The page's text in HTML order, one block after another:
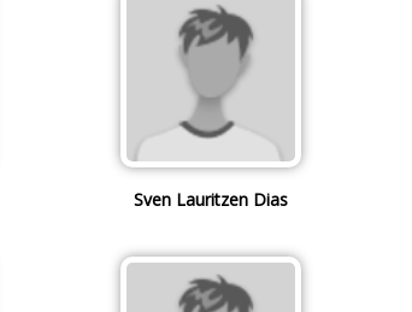
Sven Lauritzen Dias